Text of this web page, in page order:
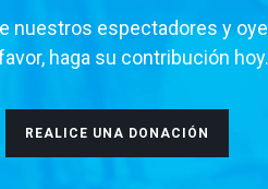
nuestros espectadores y
haga su contribución hoy.
REALICE UNA DONACIÓN